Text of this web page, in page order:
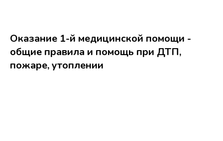
Оказание 1-й медицинской помощи -
общие правила и помощь при ДТП,
пожаре, утоплении